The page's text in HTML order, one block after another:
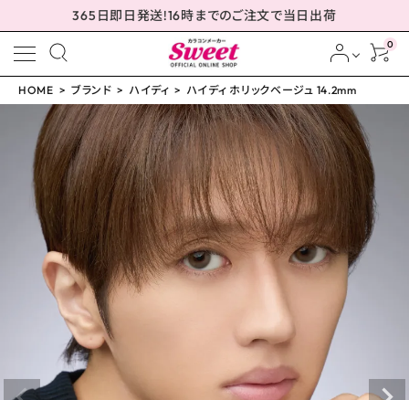
365日即日発送!16時までのご注文で当日出荷
0
meeting_room ログイン person 会員登録
ハイディ ホリックベージ
ュ 14.2mm
2,310(税込)
HOME ブランド ハイディ ハイディ ホリックベージュ 14.2mm